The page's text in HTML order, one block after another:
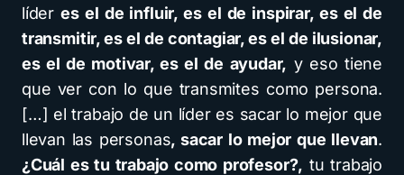
líderes el de influir, es el de inspirar, es el de
transmitir, es el de contagiar, es el de ilusionar,
es el de motivar, es el de ayudar, y eso tiene
que ver con lo que transmites como persona.
[…] el trabajo de un líder es sacar lo mejor que
llevan las personas, sacar lo mejor que llevan.
¿Cuál es tu trabajo como profesor?, tu trabajo